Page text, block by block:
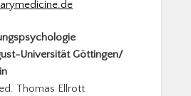
Universität Göttingen/
Thomas Ellrott